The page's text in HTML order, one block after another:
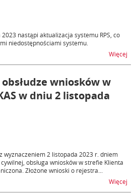
nastąpi aktualizacja systemu RPS, co
niedostępnościami systemu.
Więcej
wniosków w
w dniu 2 listopada
wyznaczeniem 2 listopada 2023 r. dniem
obsługa wniosków w strefie Klienta
Złożone wnioski o rejestra...
Więcej